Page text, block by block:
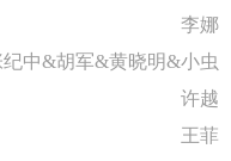
李娜
纪中&胡军&黄晓明&小虫
许越
王菲